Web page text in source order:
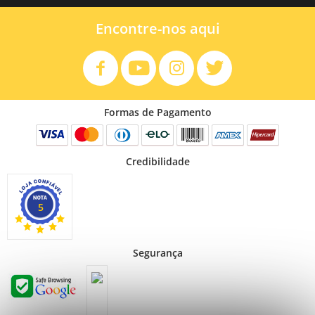
Encontre-nos aqui
Formas de Pagamento
Credibilidade
5
Segurança